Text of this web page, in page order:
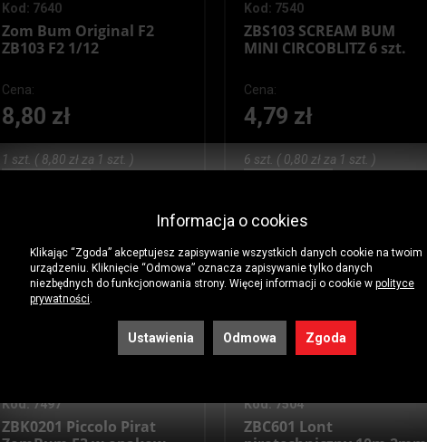
Kod: 7640
Zom Bum Original F2
ZB103 F2 1/12
Cena:
8,80 zł
1 szt. ( 8,80 zł za 1 szt. )
Kod: 7540
ZBS103 SCREAM BUM
MINI CIRCOBLITZ 6 szt.
Cena:
4,79 zł
6 szt. ( 0,80 zł za 1 szt. )
Kod: 7497
ZBK0201 Piccolo Pirat
Kod: 7504
ZBC601 Lont
Informacja o cookies
Klikając “Zgoda” akceptujesz zapisywanie wszystkich danych cookie na twoim
urządzeniu. Kliknięcie “Odmowa” oznacza zapisywanie tylko danych
niezbędnych do funkcjonowania strony. Więcej informacji o cookie w polityce
prywatności.
Ustawienia Odmowa Zgoda